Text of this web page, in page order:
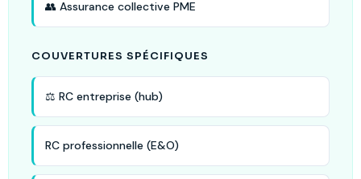
👥 Assurance collective PME
COUVERTURES SPÉCIFIQUES
⚖️ RC entreprise (hub)
RC professionnelle (E&O)